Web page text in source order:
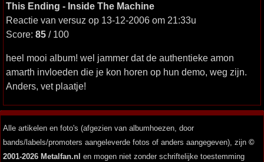
This Ending - Inside The Machine
Reactie van versuz op 13-12-2006 om 21:33u
Score: 85 / 100
heel mooi album! wel jammer dat de authentieke amon
amarth invloeden die je kon horen op hun demo, weg zijn.
Anders, vet plaatje!
Alle artikelen en foto's (afgezien van albumhoezen, door
bands/labels/promoters aangeleverde fotos of anders aangegeven), zijn ©
2001-2026 Metalfan.nl en mogen niet zonder schriftelijke toestemming